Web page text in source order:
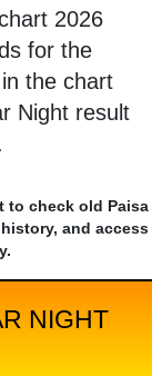
2026
for the
the chart
Night result
to check old Paisa
and access
NIGHT